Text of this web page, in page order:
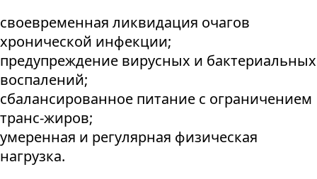
своевременная ликвидация очагов
хронической инфекции;
предупреждение вирусных и бактериальных
воспалений;
сбалансированное питание с ограничением
транс-жиров;
умеренная и регулярная физическая
нагрузка.